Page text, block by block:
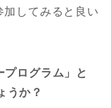
してみると良い
プログラム」と
うか？